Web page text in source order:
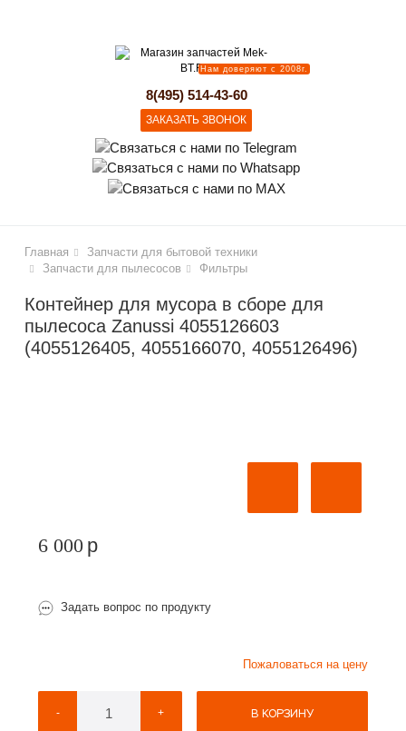
Нам доверяют с 2008г.
8(495) 514-43-60
ЗАКАЗАТЬ ЗВОНОК
Главная
Запчасти для бытовой техники
Запчасти для пылесосов
Фильтры
Контейнер для мусора в сборе для
пылесоса Zanussi 4055126603
(4055126405, 4055166070, 4055126496)
6 000 p
Задать вопрос по продукту
Пожаловаться на цену
- + В КОРЗИНУ